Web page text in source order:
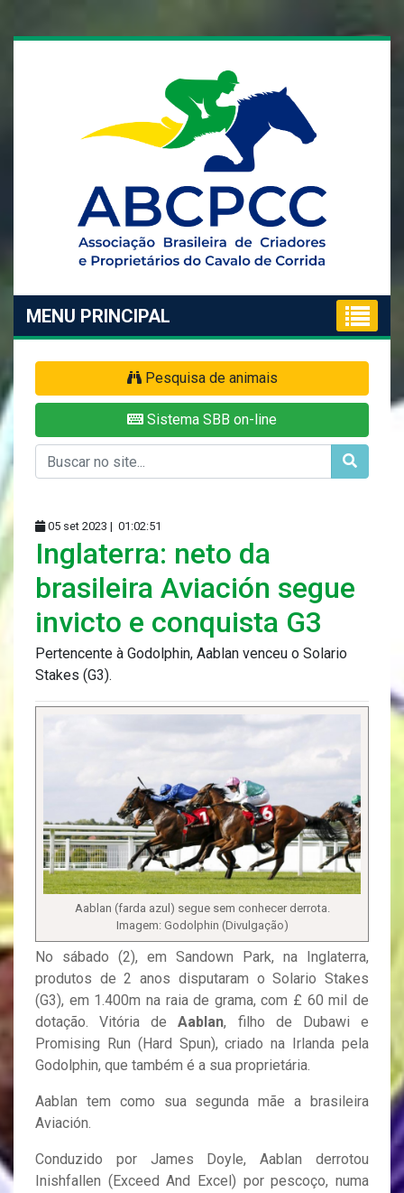
MENU PRINCIPAL
Pesquisa de animais
Sistema SBB on-line
05 set 2023 | 01:02:51
Inglaterra: neto da
brasileira Aviación segue
invicto e conquista G3
Pertencente à Godolphin, Aablan venceu o Solario
Stakes (G3).
Aablan (farda azul) segue sem conhecer derrota.
Imagem: Godolphin (Divulgação)
No sábado (2), em Sandown Park, na Inglaterra,
produtos de 2 anos disputaram o Solario Stakes
(G3), em 1.400m na raia de grama, com £ 60 mil de
dotação. Vitória deAablan, filho de Dubawi e
Promising Run (Hard Spun), criado na Irlanda pela
Godolphin, que também é a sua proprietária.
Aablan tem como sua segunda mãe a brasileira
Aviación.
Conduzido por James Doyle, Aablan derrotou
Inishfallen (Exceed And Excel) por pescoço, numa